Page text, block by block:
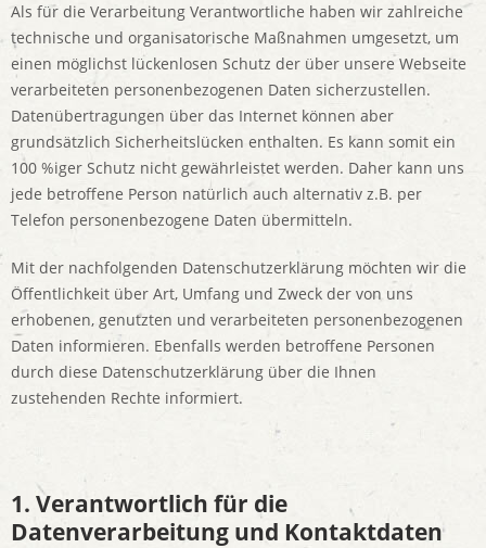
Als für die Verarbeitung Verantwortliche haben wir zahlreiche
technische und organisatorische Maßnahmen umgesetzt, um
einen möglichst lückenlosen Schutz der über unsere Webseite
verarbeiteten personenbezogenen Daten sicherzustellen.
Datenübertragungen über das Internet können aber
grundsätzlich Sicherheitslücken enthalten. Es kann somit ein
100 %iger Schutz nicht gewährleistet werden. Daher kann uns
jede betroffene Person natürlich auch alternativ z.B. per
Telefon personenbezogene Daten übermitteln.
Mit der nachfolgenden Datenschutzerklärung möchten wir die
Öffentlichkeit über Art, Umfang und Zweck der von uns
erhobenen, genutzten und verarbeiteten personenbezogenen
Daten informieren. Ebenfalls werden betroffene Personen
durch diese Datenschutzerklärung über die Ihnen
zustehenden Rechte informiert.
1. Verantwortlich für die
Datenverarbeitung und Kontaktdaten